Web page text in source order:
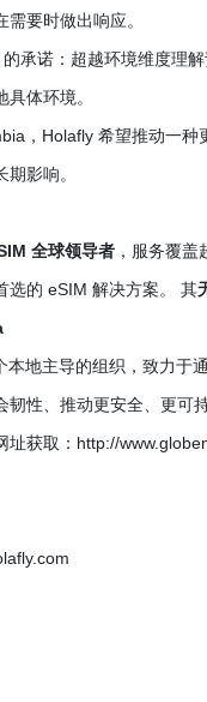
要时做出响应。
承诺：超越环境维度理
体环境。
，Holafly 希望推动一
影响。
全球领导者 ，服务覆
选的 eSIM 解决方案。 其
本地主导的组织，致力于
性、推动更安全、更可
址获取：http://